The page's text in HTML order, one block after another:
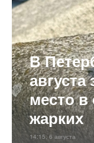
В
августа
место в
жарких
14:15, 6 августа